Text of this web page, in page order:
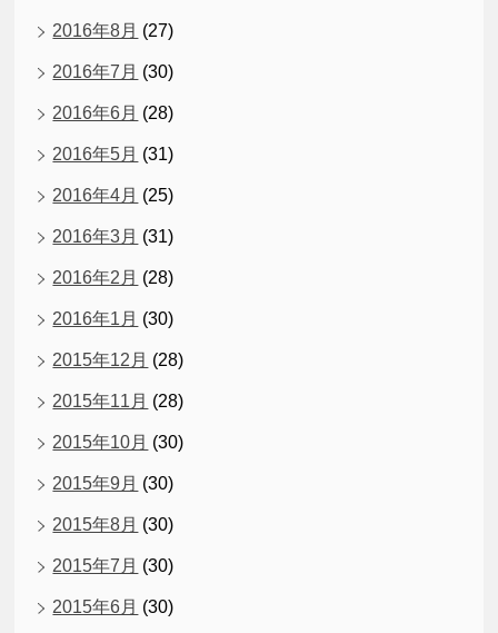
2016年8月 (27)
2016年7月 (30)
2016年6月 (28)
2016年5月 (31)
2016年4月 (25)
2016年3月 (31)
2016年2月 (28)
2016年1月 (30)
2015年12月 (28)
2015年11月 (28)
2015年10月 (30)
2015年9月 (30)
2015年8月 (30)
2015年7月 (30)
2015年6月 (30)